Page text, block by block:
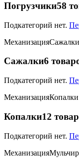
Погрузчики58
Подкатегорий нет.
МеханизацияСажалки
Сажалки6
Подкатегорий нет.
МеханизацияКопалки
Копалки12
Подкатегорий нет.
Механизация